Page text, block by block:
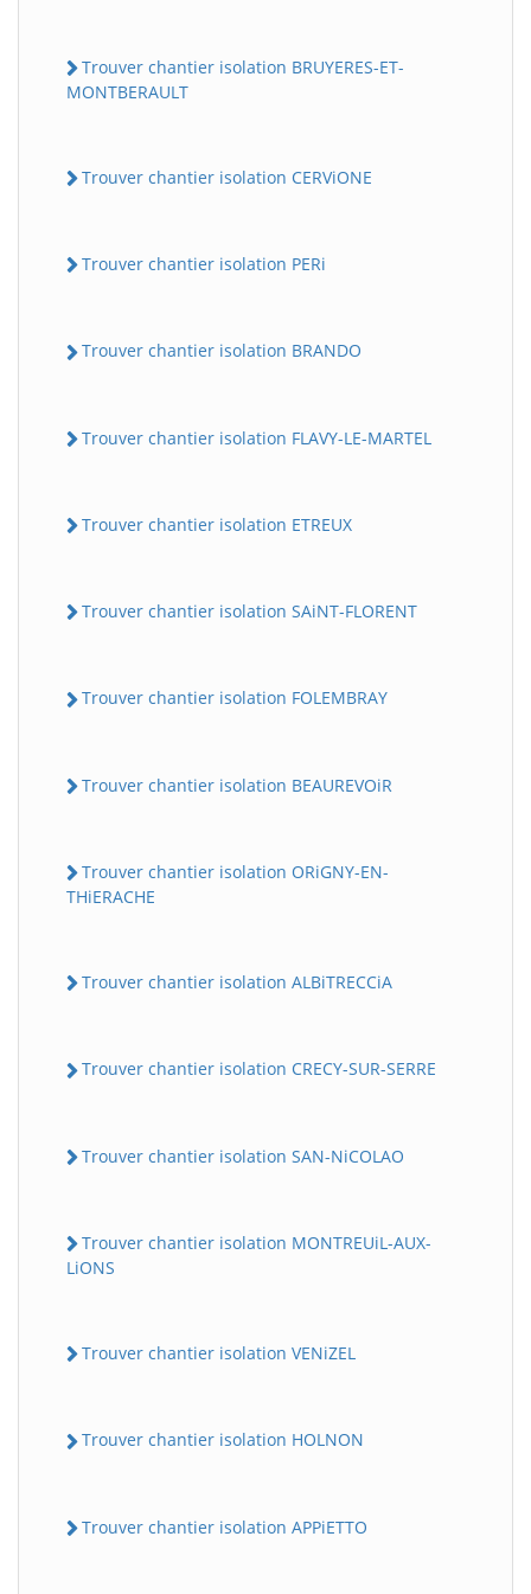
Trouver chantier isolation BRUYERES-ET-
MONTBERAULT
Trouver chantier isolation CERViONE
Trouver chantier isolation PERi
Trouver chantier isolation BRANDO
Trouver chantier isolation FLAVY-LE-MARTEL
Trouver chantier isolation ETREUX
Trouver chantier isolation SAiNT-FLORENT
Trouver chantier isolation FOLEMBRAY
Trouver chantier isolation BEAUREVOiR
Trouver chantier isolation ORiGNY-EN-
THiERACHE
Trouver chantier isolation ALBiTRECCiA
Trouver chantier isolation CRECY-SUR-SERRE
Trouver chantier isolation SAN-NiCOLAO
Trouver chantier isolation MONTREUiL-AUX-
LiONS
Trouver chantier isolation VENiZEL
Trouver chantier isolation HOLNON
Trouver chantier isolation APPiETTO